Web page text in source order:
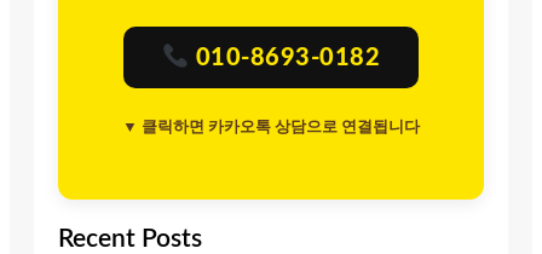
010-8693-0182
▼ 클릭하면 카카오톡 상담으로 연결됩니다
Recent Posts